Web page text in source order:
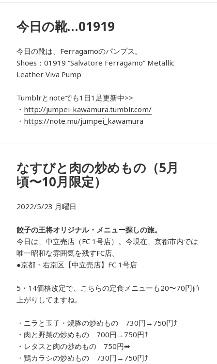
今日の靴…01919
今日の靴は、 Ferragamoのパンプス。
Shoes：01919“Salvatore Ferragamo” Metallic
Leather Viva Pump
Tumblrとnoteでも1日1足更新中>>
・ http://jumpei-kawamura.tumblr.com/
・ https://note.mu/jumpei_kawamura
なすびと肉の炒めもの（5月
頃〜10月限定）
2022/5/23 月曜日
餃子の王将オリジナル・メニュー探しの旅。
今日は、中立売店 （FC 1号店）。今現在、京都市内では
唯一昭和な雰囲気を残すFC店。
●京都・右京区【中立売店】FC 1号店
5・14価格改定で、こちらの定食メニューも20〜70円値
上がりしてますね。
・ニラと玉子・焼豚の炒めもの 730円→750円⤴
・肉と野菜の炒めもの 700円→750円⤴
・レタスと肉の炒めもの 750円➡
・鶏カラシの炒めもの 730円→750円⤴